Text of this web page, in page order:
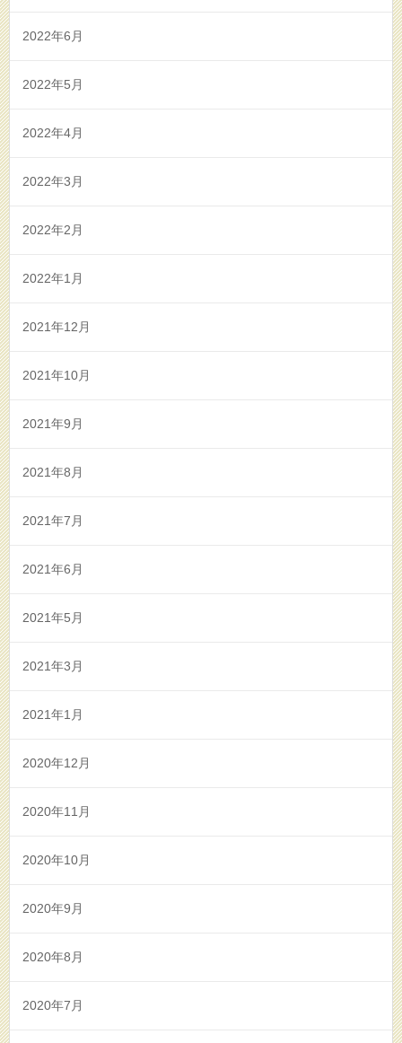
2022年6月
2022年5月
2022年4月
2022年3月
2022年2月
2022年1月
2021年12月
2021年10月
2021年9月
2021年8月
2021年7月
2021年6月
2021年5月
2021年3月
2021年1月
2020年12月
2020年11月
2020年10月
2020年9月
2020年8月
2020年7月